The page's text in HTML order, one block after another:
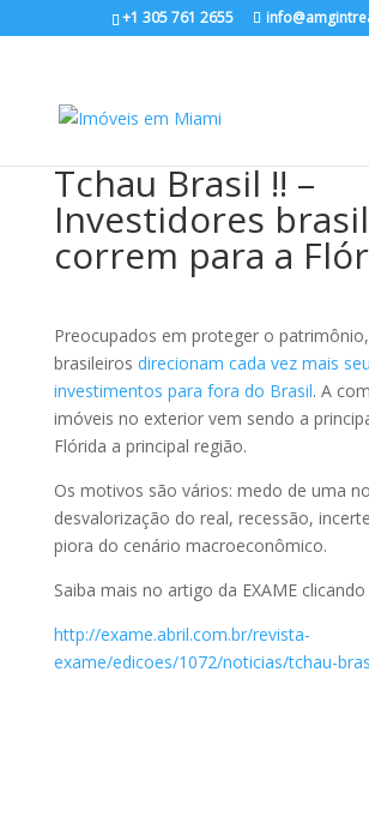
+1 305 761 2655
Tchau Brasil !! –
Investidores
correm para a
Preocupados em proteger o
brasileiros direcionam cada vez mais
investimentos para fora do Brasil. A
imóveis no exterior vem sendo a
Flórida a principal região.
Os motivos são vários: medo de uma
desvalorização do real, recessão,
piora do cenário macroeconômico.
Saiba mais no artigo da EXAME
http://exame.abril.com.br/revista-
exame/edicoes/1072/noticias/tchau-